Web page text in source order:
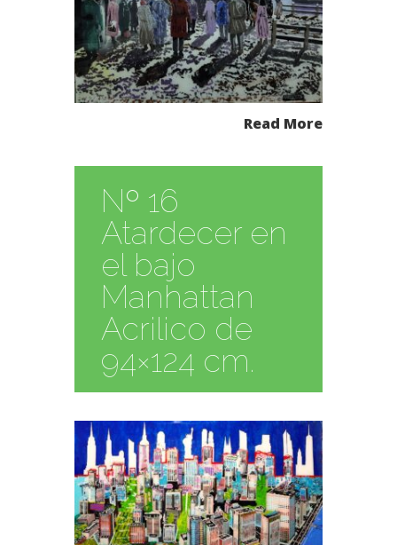
Read More
Nº 16
Atardecer en
el bajo
Manhattan
Acrilico de
94×124 cm.